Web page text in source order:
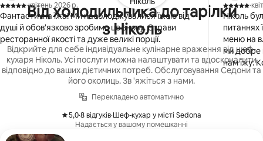
Від холодильника до тарілки
з Ніколь
Відкрийте для себе індивідуальне кулінарне враження від шеф-
кухаря Ніколь. Усі послуги можна налаштувати та вдосконалити
відповідно до ваших дієтичних потреб. Обслуговування Седони та
його околиць. Зв 'яжіться з нами.
Перекладено автоматично
5,0
,
·8 відгуків
, ·Шеф-кухар у місті Sedona
Надається у вашому помешканні
,
·квітень 2026 р.
Фантастична їжа! Ми насолоджувалися їжею від
душі й обов'язково зробимо це знову. Страви
ресторанної якості та дуже великі порції.
,
·
Ніколь
питаннях
меню на
ми добре
нам їжу.